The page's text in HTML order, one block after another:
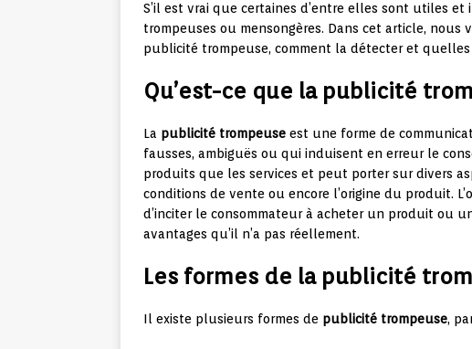
S’il est vrai que certaines d’entre elles sont utiles
trompeuses ou mensongères. Dans cet article, nous
publicité trompeuse, comment la détecter et
Qu’est-ce que la publicité
La publicité trompeuse est une forme de
fausses, ambiguës ou qui induisent en erreur le
produits que les services et peut porter sur divers
conditions de vente ou encore l’origine du produit.
d’inciter le consommateur à acheter un produit ou
avantages qu’il n’a pas réellement.
Les formes de la publicité
Il existe plusieurs formes de publicité trompeuse,